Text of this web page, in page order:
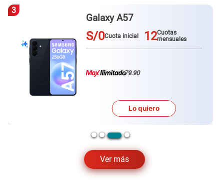
Ver más
4
Redmi Note 15
S/0Cuota inicial 12Cuotas
mensuales
79.90
Lo quiero